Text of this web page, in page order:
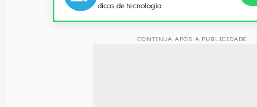
dicas de tecnologia
CONTINUA APÓS A PUBLICIDADE